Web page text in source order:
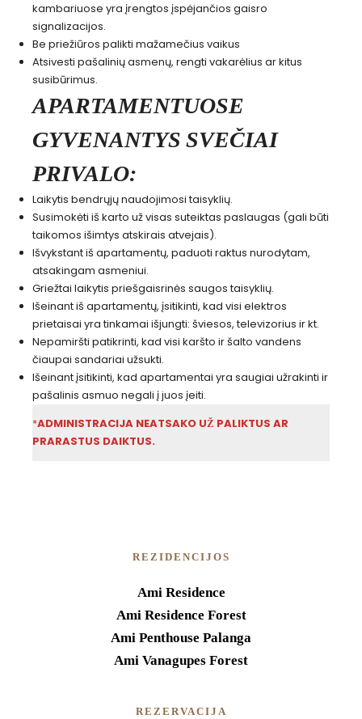
kambariuose yra įrengtos įspėjančios gaisro
signalizacijos.
Be priežiūros palikti mažamečius vaikus
Atsivesti pašalinių asmenų, rengti vakarėlius ar kitus
susibūrimus.
APARTAMENTUOSE
GYVENANTYS SVEČIAI
PRIVALO:
Laikytis bendrųjų naudojimosi taisyklių.
Susimokėti iš karto už visas suteiktas paslaugas (gali būti
taikomos išimtys atskirais atvejais).
Išvykstant iš apartamentų, paduoti raktus nurodytam,
atsakingam asmeniui.
Griežtai laikytis priešgaisrinės saugos taisyklių.
Išeinant iš apartamentų, įsitikinti, kad visi elektros
prietaisai yra tinkamai išjungti: šviesos, televizorius ir kt.
Nepamiršti patikrinti, kad visi karšto ir šalto vandens
čiaupai sandariai užsukti.
Išeinant įsitikinti, kad apartamentai yra saugiai užrakinti ir
pašalinis asmuo negali į juos įeiti.
*ADMINISTRACIJA NEATSAKO UŽ PALIKTUS AR
PRARASTUS DAIKTUS.
REZIDENCIJOS
Ami Residence
Ami Residence Forest
Ami Penthouse Palanga
Ami Vanagupes Forest
REZERVACIJA